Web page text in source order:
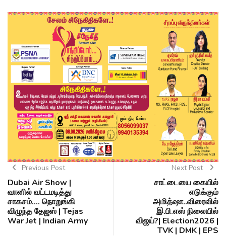
Previous Post
Dubai Air Show |
வானில் வட்டமடித்து
சாகசம்.... நொறுங்கி
விழுந்த தேஜஸ் | Tejas
War Jet | Indian Army
Next Post
சாட்டையை கையில்
எடுக்கும்
அமித்ஷா..விரைவில்
இ.பி.எஸ் நிலையில்
விஜய்?| Election2026 |
TVK | DMK | EPS